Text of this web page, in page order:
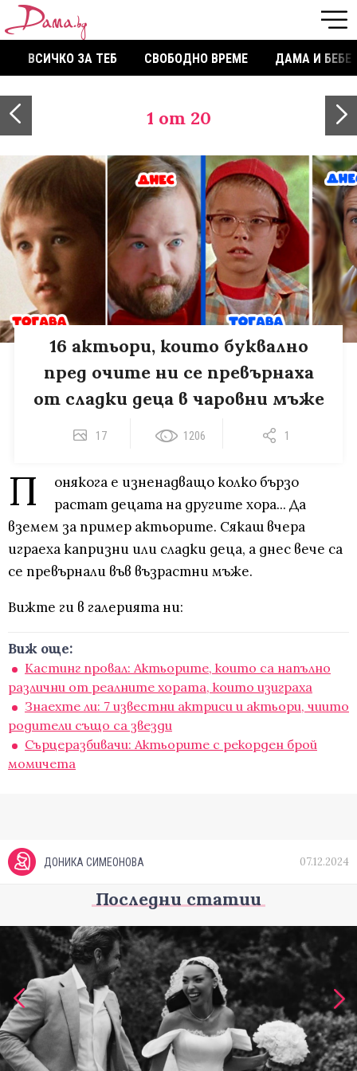
ВСИЧКО ЗА ТЕБ СВОБОДНО ВРЕМЕ ДАМА И БЕБЕ
1 от 20
16 актьори, които буквално
пред очите ни се превърнаха
от сладки деца в чаровни мъже
17 1206 1
П
онякога е изненадващо колко бързо
растат децата на другите хора... Да
вземем за пример актьорите. Сякаш вчера
играеха капризни или сладки деца, а днес вече са
се превърнали във възрастни мъже.
Вижте ги в галерията ни:
Виж още:
Кастинг провал: Актьорите, които са напълно
различни от реалните хората, които изиграха
Знаехте ли: 7 известни актриси и актьори, чиито
родители също са звезди
Сърцеразбивачи: Актьорите с рекорден брой
момичета
ДОНИКА СИМЕОНОВА 07.12.2024
Последни статии